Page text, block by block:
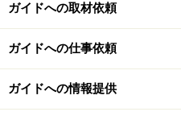
ガイドへの取材依頼
ガイドへの仕事依頼
ガイドへの情報提供